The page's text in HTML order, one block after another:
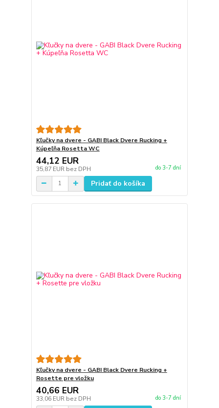
Kľučky na dvere - GABI Black Dvere Rucking +
Kúpeľňa Rosetta WC
44,12 EUR
35,87 EUR bez DPH do 3-7 dní
Pridať do košíka
Kľučky na dvere - GABI Black Dvere Rucking +
Rosette pre vložku
40,66 EUR
33,06 EUR bez DPH do 3-7 dní